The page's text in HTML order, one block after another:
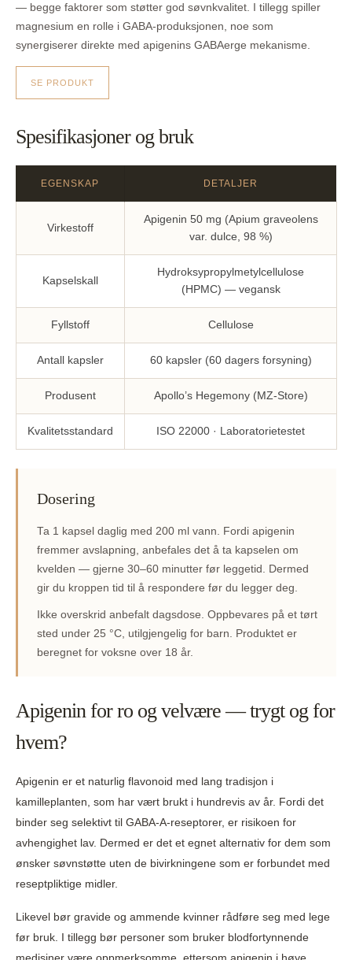
— begge faktorer som støtter god søvnkvalitet. I tillegg spiller
magnesium en rolle i GABA-produksjonen, noe som
synergiserer direkte med apigenins GABAerge mekanisme.
SE PRODUKT
Spesifikasjoner og bruk
EGENSKAP DETALJER
Virkestoff
Apigenin 50 mg (Apium graveolens
var. dulce, 98 %)
Kapselskall
Hydroksypropylmetylcellulose
(HPMC) — vegansk
Fyllstoff Cellulose
Antall kapsler 60 kapsler (60 dagers forsyning)
Produsent Apollo’s Hegemony (MZ-Store)
Kvalitetsstandard ISO 22000 · Laboratorietestet
Dosering
Ta 1 kapsel daglig med 200 ml vann. Fordi apigenin
fremmer avslapning, anbefales det å ta kapselen om
kvelden — gjerne 30–60 minutter før leggetid. Dermed
gir du kroppen tid til å respondere før du legger deg.
Ikke overskrid anbefalt dagsdose. Oppbevares på et tørt
sted under 25 °C, utilgjengelig for barn. Produktet er
beregnet for voksne over 18 år.
Apigenin for ro og velvære — trygt og for
hvem?
Apigenin er et naturlig flavonoid med lang tradisjon i
kamilleplanten, som har vært brukt i hundrevis av år. Fordi det
binder seg selektivt til GABA-A-reseptorer, er risikoen for
avhengighet lav. Dermed er det et egnet alternativ for dem som
ønsker søvnstøtte uten de bivirkningene som er forbundet med
reseptpliktige midler.
Likevel bør gravide og ammende kvinner rådføre seg med lege
før bruk. I tillegg bør personer som bruker blodfortynnende
medisiner være oppmerksomme, ettersom apigenin i høye